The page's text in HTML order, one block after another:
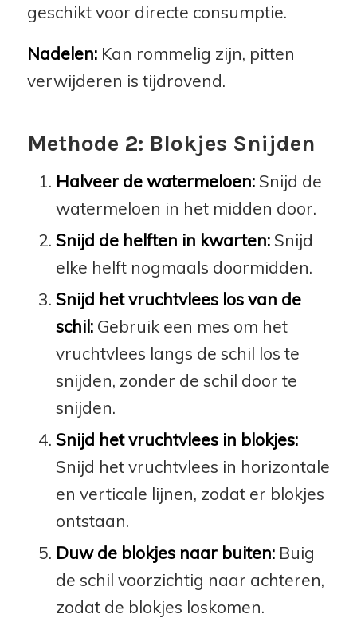
geschikt voor directe consumptie.
Nadelen:Kan rommelig zijn, pitten
verwijderen is tijdrovend.
Methode 2: Blokjes Snijden
Halveer de watermeloen:Snijd de
watermeloen in het midden door.
Snijd de helften in kwarten:Snijd
elke helft nogmaals doormidden.
Snijd het vruchtvlees los van de
schil:Gebruik een mes om het
vruchtvlees langs de schil los te
snijden, zonder de schil door te
snijden.
Snijd het vruchtvlees in blokjes:
Snijd het vruchtvlees in horizontale
en verticale lijnen, zodat er blokjes
ontstaan.
Duw de blokjes naar buiten:Buig
de schil voorzichtig naar achteren,
zodat de blokjes loskomen.